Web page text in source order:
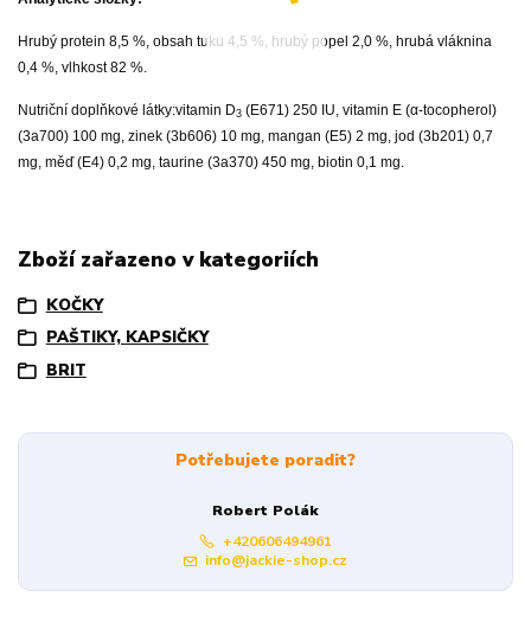
Hrubý protein 8,5 %, obsah tuku 4,5 %, hrubý popel 2,0 %, hrubá vláknina
0,4 %, vlhkost 82 %.
Nutriční doplňkové látky:vitamin D3 (E671) 250 IU, vitamin E (α-tocopherol)
(3a700) 100 mg, zinek (3b606) 10 mg, mangan (E5) 2 mg, jod (3b201) 0,7
mg, měď (E4) 0,2 mg, taurine (3a370) 450 mg, biotin 0,1 mg.
Zboží zařazeno v kategoriích
KOČKY
PAŠTIKY, KAPSIČKY
BRIT
Potřebujete poradit?
Robert Polák
+420606494961
info@jackie-shop.cz